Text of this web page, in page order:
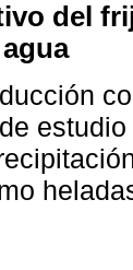
del
estudio